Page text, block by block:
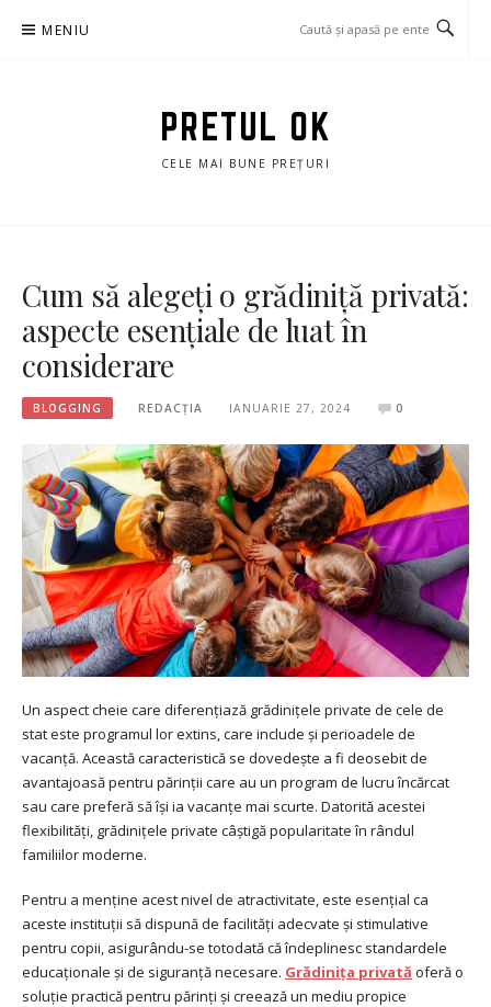
MENIU
PRETUL OK
CELE MAI BUNE PREȚURI
Cum să alegeți o grădiniță privată:
aspecte esențiale de luat în
considerare
BLOGGING REDACȚIA IANUARIE 27, 2024 0
Un aspect cheie care diferențiază grădinițele private de cele de
stat este programul lor extins, care include și perioadele de
vacanță. Această caracteristică se dovedește a fi deosebit de
avantajoasă pentru părinții care au un program de lucru încărcat
sau care preferă să își ia vacanțe mai scurte. Datorită acestei
flexibilități, grădinițele private câștigă popularitate în rândul
familiilor moderne.
Pentru a menține acest nivel de atractivitate, este esențial ca
aceste instituții să dispună de facilități adecvate și stimulative
pentru copii, asigurându-se totodată că îndeplinesc standardele
educaționale și de siguranță necesare. Grădinița privată oferă o
soluție practică pentru părinți și creează un mediu propice